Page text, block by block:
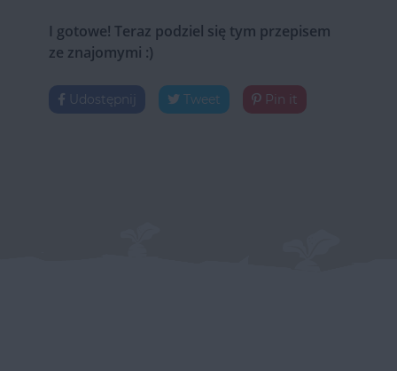
I gotowe! Teraz podziel się tym przepisem
ze znajomymi :)
Udostępnij Tweet Pin it